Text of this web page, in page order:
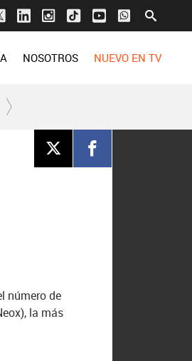
NOSOTROS NUEVO EN TV
número de
la más